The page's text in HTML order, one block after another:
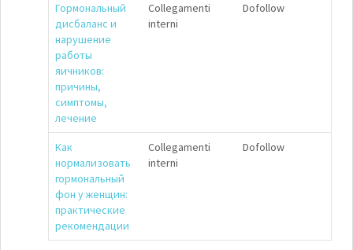
Гормональный
дисбаланс и
нарушение
работы
яичников:
причины,
симптомы,
лечение
Collegamenti
interni
Dofollow
Как
нормализовать
гормональный
фон у женщин:
практические
рекомендации
Collegamenti
interni
Dofollow